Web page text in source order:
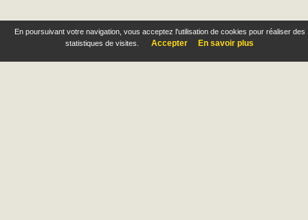
En poursuivant votre navigation, vous acceptez l'utilisation de cookies pour réaliser des
statistiques de visites.
Accepter En savoir plus